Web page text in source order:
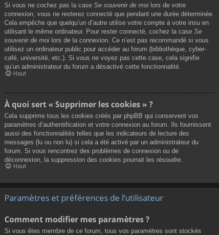
Si vous ne cochez pas la case Se souvenir de moi lors de votre
connexion, vous ne resterez connecté que pendant une durée déterminée.
Cela empêche que quelqu’un d’autre utilise votre compte à votre insu en
utilisant le même ordinateur. Pour rester connecté, cochez la case Se
souvenir de moi lors de la connexion. Ce n’est pas recommandé si vous
utilisez un ordinateur public pour accéder au forum (bibliothèque, cyber-
café, université, etc.). Si vous ne voyez pas cette case, cela signifie
qu’un administrateur du forum a désactivé cette fonctionnalité.
Haut
À quoi sert « Supprimer les cookies » ?
Cela supprime tous les cookies créés par phpBB qui conservent vos
paramètres d’authentification et votre connexion au forum. Ils fournissent
aussi des fonctionnalités telles que les indicateurs de lecture des
messages (lu ou non lu) si cela a été activé par un administrateur du
forum. Si vous rencontrez des problèmes de connexion ou de
déconnexion, la suppression des cookies pourrait les résoudre.
Haut
Paramètres et préférences de l’utilisateur
Comment modifier mes paramètres ?
Si vous êtes membre de ce forum, tous vos paramètres sont stockés